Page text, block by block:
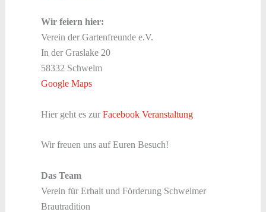
Wir feiern hier:
Verein der Gartenfreunde e.V.
In der Graslake 20
58332 Schwelm
Google Maps
Hier geht es zur Facebook Veranstaltung
Wir freuen uns auf Euren Besuch!
Das Team
Verein für Erhalt und Förderung Schwelmer
Brautradition